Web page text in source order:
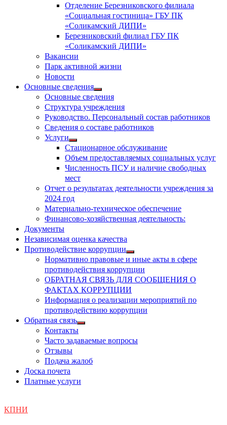
Отделение Березниковского филиала
«Социальная гостиница» ГБУ ПК
«Соликамский ДИПИ»
Березниковский филиал ГБУ ПК
«Соликамский ДИПИ»
Вакансии
Парк активной жизни
Новости
Основные сведения
Показать
подменю
Основные сведения
Структура учреждения
Руководство. Персональный состав работников
Сведения о составе работников
Услуги
Показать
подменю
Стационарное обслуживание
Объем предоставляемых социальных услуг
Численность ПСУ и наличие свободных
мест
Отчет о результатах деятельности учреждения за
2024 год
Материально-техническое обеспечение
Финансово-хозяйственная деятельность:
Документы
Независимая оценка качества
Противодействие коррупции
Показать
подменю
Нормативно правовые и иные акты в сфере
противодействия коррупции
ОБРАТНАЯ СВЯЗЬ ДЛЯ СООБЩЕНИЯ О
ФАКТАХ КОРРУПЦИИ
Информация о реализации мероприятий по
противодействию коррупции
Обратная связь
Показать
Контакты
Часто задаваемые вопросы
Отзывы
Подача жалоб
Доска почета
Платные услуги
КПНИ